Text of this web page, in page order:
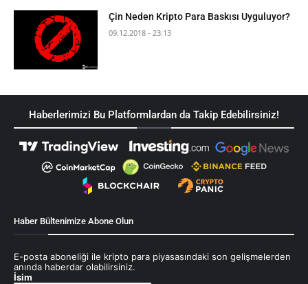
Çin Neden Kripto Para Baskısı Uyguluyor?
09.12.2018 - 23:13
Haberlerimizi Bu Platformlardan da Takip Edebilirsiniz!
Haber Bültenimize Abone Olun
E-posta aboneliği ile kripto para piyasasındaki son gelişmelerden
anında haberdar olabilirsiniz.
İsim